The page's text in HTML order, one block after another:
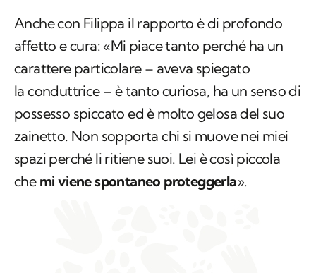
Anche con Filippa il rapporto è di profondo
affetto e cura: «Mi piace tanto perché ha un
carattere particolare – aveva spiegato
la conduttrice – è tanto curiosa, ha un senso di
possesso spiccato ed è molto gelosa del suo
zainetto. Non sopporta chi si muove nei miei
spazi perché li ritiene suoi. Lei è così piccola
che mi viene spontaneo proteggerla».